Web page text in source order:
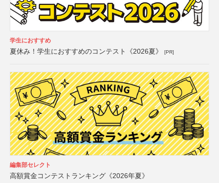
学生におすすめ
夏休み！学生におすすめのコンテスト《2026夏》 [PR]
編集部セレクト
高額賞金コンテストランキング《2026年夏》